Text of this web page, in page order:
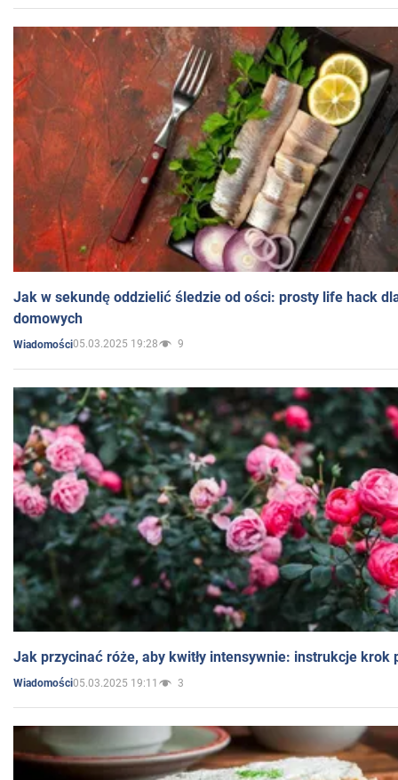
Jak w sekundę oddzielić śledzie od ości: prosty life hack
domowych
Wiadomości05.03.2025 19:28 9
Jak przycinać róże, aby kwitły intensywnie: instrukcje krok
Wiadomości05.03.2025 19:11 3